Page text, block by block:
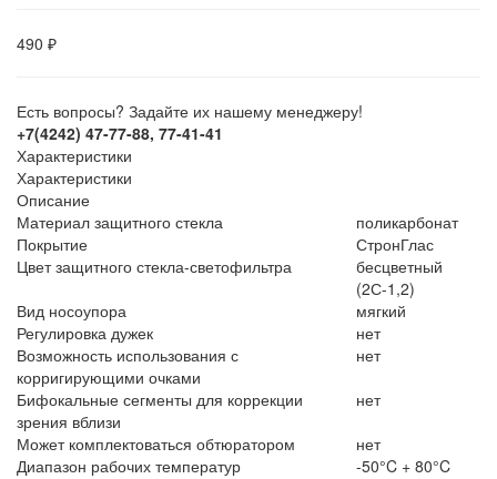
490 ₽
Есть вопросы? Задайте их нашему менеджеру!
+7(4242) 47-77-88, 77-41-41
Характеристики
Характеристики
Описание
Материал защитного стекла
поликарбонат
Покрытие
СтронГлас
Цвет защитного стекла-светофильтра
бесцветный
(2С-1,2)
Вид носоупора
мягкий
Регулировка дужек
нет
Возможность использования с
корригирующими очками
нет
Бифокальные сегменты для коррекции
зрения вблизи
нет
Может комплектоваться обтюратором
нет
Диапазон рабочих температур
-50°C + 80°C